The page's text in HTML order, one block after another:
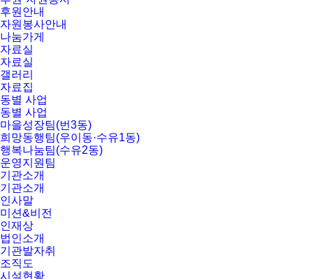
후원안내
자원봉사안내
나눔가게
자료실
자료실
갤러리
자료집
동별 사업
동별 사업
마을성장팀(번3동)
희망동행팀(우이동·수유1동)
행복나눔팀(수유2동)
운영지원팀
기관소개
기관소개
인사말
미션&비전
인재상
법인소개
기관발자취
조직도
시설현황